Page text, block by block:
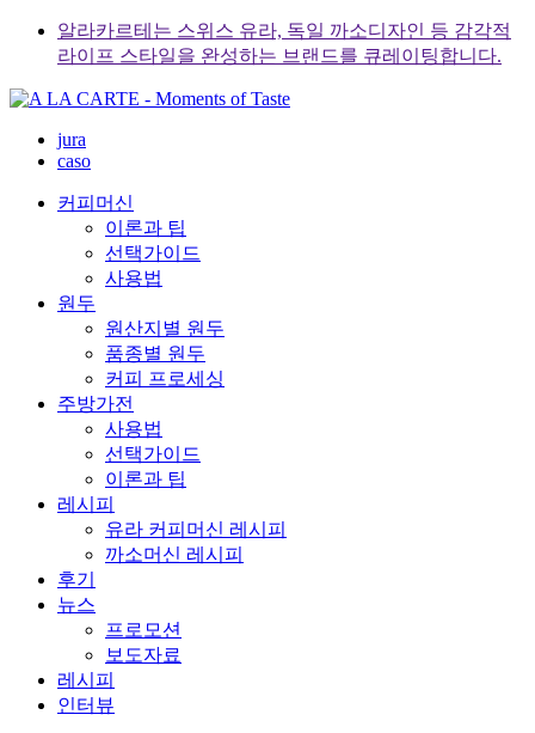
Skip
content
알라카르테는 스위스 유라, 독일 까소디자인 등 감각적
라이프 스타일을 완성하는 브랜드를 큐레이팅합니다.
jura
caso
커피머신
이론과 팁
선택가이드
사용법
원두
원산지별 원두
품종별 원두
커피 프로세싱
주방가전
사용법
선택가이드
이론과 팁
레시피
유라 커피머신 레시피
까소머신 레시피
후기
뉴스
프로모션
보도자료
레시피
인터뷰